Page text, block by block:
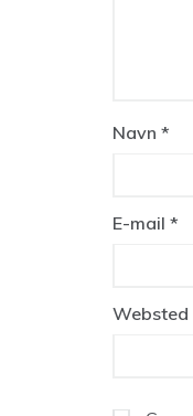
Navn *
E-mail *
Websted